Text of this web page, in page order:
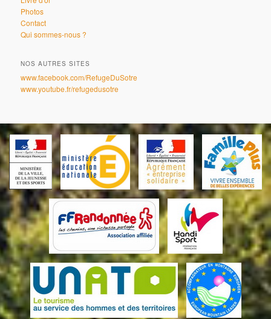
Photos
Contact
Qui sommes-nous ?
NOS AUTRES SITES
www.facebook.com/RefugeDuSotre
www.youtube.fr/refugedusotre